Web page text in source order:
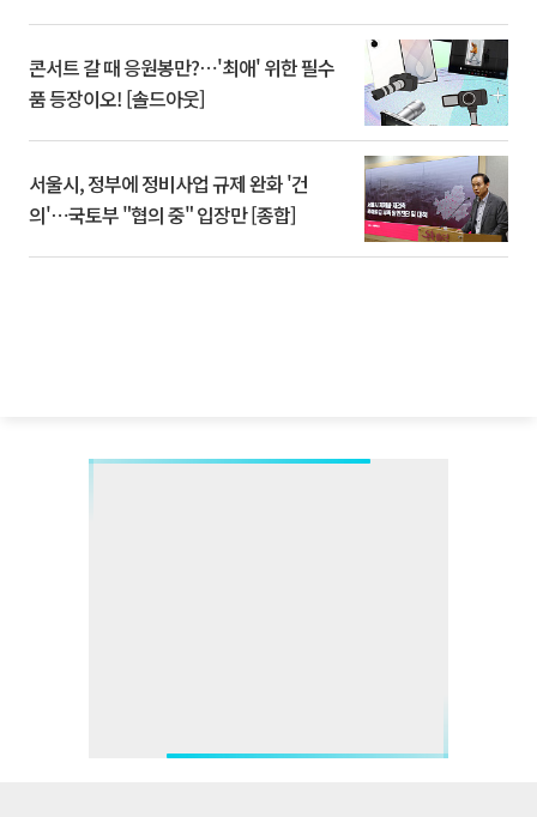
콘서트 갈 때 응원봉만?⋯'최애' 위한 필수
품 등장이오! [솔드아웃]
서울시, 정부에 정비사업 규제 완화 '건
의'⋯국토부 "협의 중" 입장만 [종합]